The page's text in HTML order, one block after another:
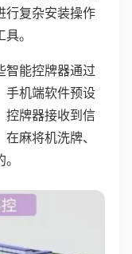
行复杂安装操作
。
智能控牌器通过
手机端软件预设
控牌器接收到信
麻将机洗牌、